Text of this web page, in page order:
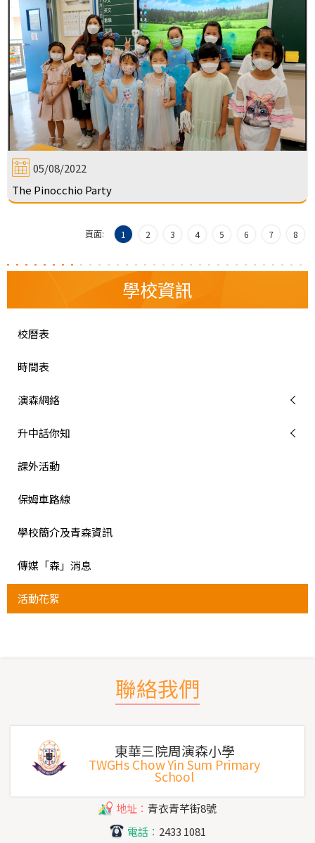
05/08/2022
The Pinocchio Party
頁面: 1 2 3 4 5 6 7 8
學校資訊
校曆表
時間表
演森網絡
升中話你知
課外活動
保姆車路線
學校簡介及青森資訊
傳媒「森」消息
活動花絮
聯絡我們
東華三院周演森小學
TWGHs Chow Yin Sum Primary
School
地址： 青衣青芊街8號
電話： 2433 1081